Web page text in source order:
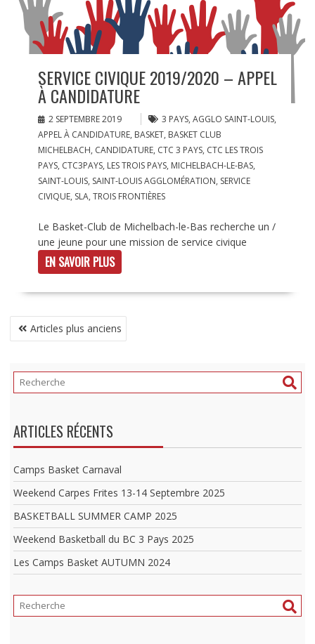
SERVICE CIVIQUE 2019/2020 – APPEL
À CANDIDATURE
2 SEPTEMBRE 2019 3 PAYS, AGGLO SAINT-LOUIS,
APPEL À CANDIDATURE, BASKET, BASKET CLUB
MICHELBACH, CANDIDATURE, CTC 3 PAYS, CTC LES TROIS
PAYS, CTC3PAYS, LES TROIS PAYS, MICHELBACH-LE-BAS,
SAINT-LOUIS, SAINT-LOUIS AGGLOMÉRATION, SERVICE
CIVIQUE, SLA, TROIS FRONTIÈRES
Le Basket-Club de Michelbach-le-Bas recherche un /
une jeune pour une mission de service civique
EN SAVOIR PLUS
NAVIGATION
DESArticles plus anciens
ARTICLES RÉCENTS
Camps Basket Carnaval
Weekend Carpes Frites 13-14 Septembre 2025
BASKETBALL SUMMER CAMP 2025
Weekend Basketball du BC 3 Pays 2025
Les Camps Basket AUTUMN 2024